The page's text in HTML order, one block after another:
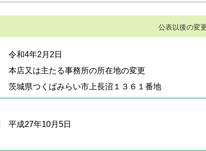
公表以後の変
令和4年2月2日
本店又は主たる事務所の所在地の変更
茨城県つくばみらい市上長沼１３６１番地
平成27年10月5日